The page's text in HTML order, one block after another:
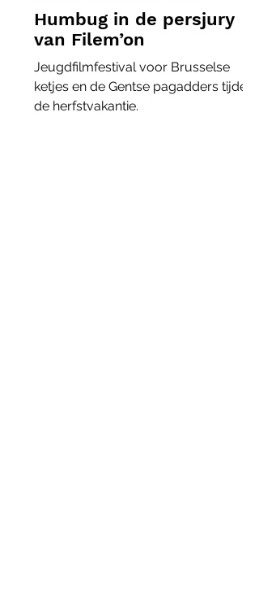
Humbug in de persjury
van Filem’on
Jeugdfilmfestival voor Brusselse
ketjes en de Gentse pagadders tijdens
de herfstvakantie.